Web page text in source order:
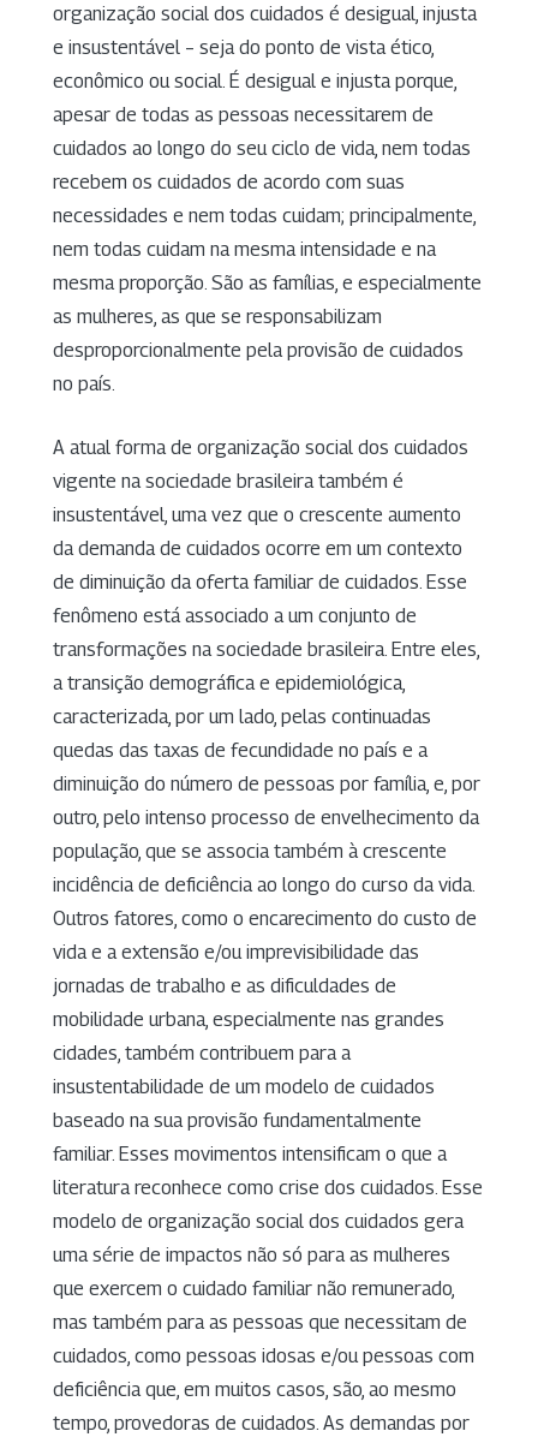
organização social dos cuidados é desigual, injusta
e insustentável – seja do ponto de vista ético,
econômico ou social. É desigual e injusta porque,
apesar de todas as pessoas necessitarem de
cuidados ao longo do seu ciclo de vida, nem todas
recebem os cuidados de acordo com suas
necessidades e nem todas cuidam; principalmente,
nem todas cuidam na mesma intensidade e na
mesma proporção. São as famílias, e especialmente
as mulheres, as que se responsabilizam
desproporcionalmente pela provisão de cuidados
no país.
A atual forma de organização social dos cuidados
vigente na sociedade brasileira também é
insustentável, uma vez que o crescente aumento
da demanda de cuidados ocorre em um contexto
de diminuição da oferta familiar de cuidados. Esse
fenômeno está associado a um conjunto de
transformações na sociedade brasileira. Entre eles,
a transição demográfica e epidemiológica,
caracterizada, por um lado, pelas continuadas
quedas das taxas de fecundidade no país e a
diminuição do número de pessoas por família, e, por
outro, pelo intenso processo de envelhecimento da
população, que se associa também à crescente
incidência de deficiência ao longo do curso da vida.
Outros fatores, como o encarecimento do custo de
vida e a extensão e/ou imprevisibilidade das
jornadas de trabalho e as dificuldades de
mobilidade urbana, especialmente nas grandes
cidades, também contribuem para a
insustentabilidade de um modelo de cuidados
baseado na sua provisão fundamentalmente
familiar. Esses movimentos intensificam o que a
literatura reconhece como crise dos cuidados. Esse
modelo de organização social dos cuidados gera
uma série de impactos não só para as mulheres
que exercem o cuidado familiar não remunerado,
mas também para as pessoas que necessitam de
cuidados, como pessoas idosas e/ou pessoas com
deficiência que, em muitos casos, são, ao mesmo
tempo, provedoras de cuidados. As demandas por